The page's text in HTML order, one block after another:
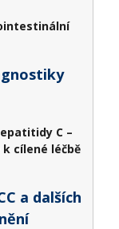
C –
cílené léčbě
a dalších